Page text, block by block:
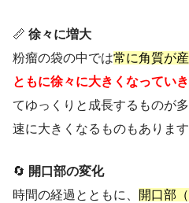
📏 徐々に増大
粉瘤の袋の中では常に角質が
ともに徐々に大きくなってい
てゆっくりと成長するものが
速に大きくなるものもあります
🔄 開口部の変化
時間の経過とともに、
開口部